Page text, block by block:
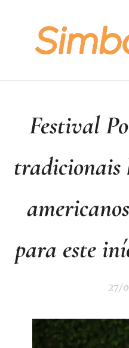
Festival
tradicionais
para este
27/